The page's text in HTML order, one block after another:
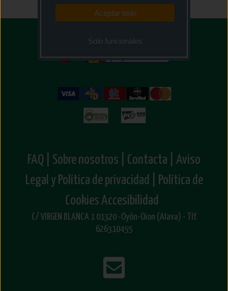
FAQ | Sobre nosotros | Contacta |
Aviso
Legal y Política de privacidad |
Política de
CookiesAccesibilidad
C/ VIRGEN BLANCA 1 01320 -Oyón-Oion (Alava) - Tlf.
626310455
Aceptar todo
Solo funcionales